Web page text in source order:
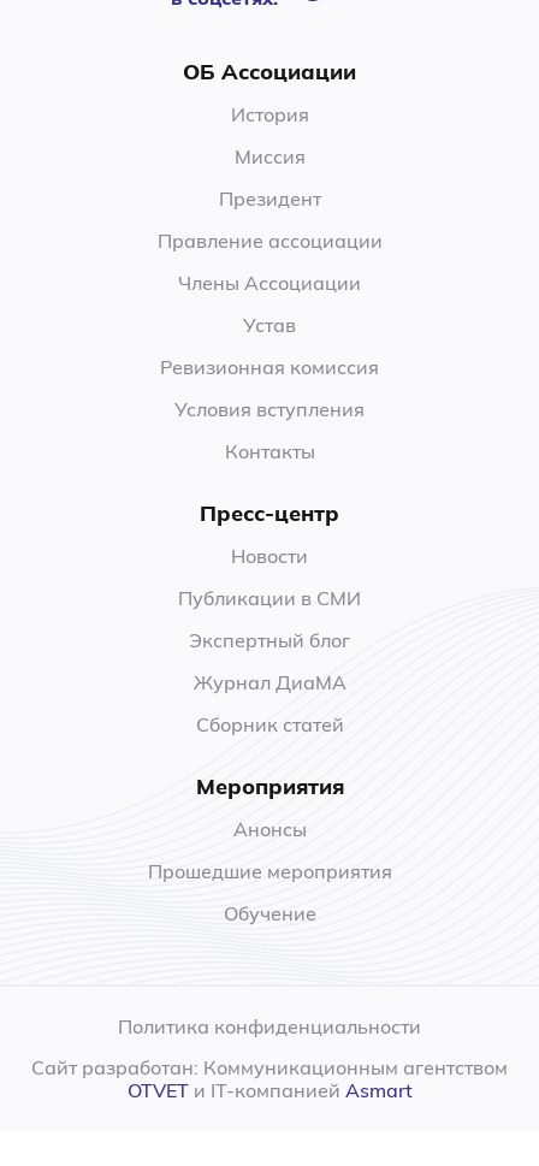
ОБ Ассоциации
История
Миссия
Президент
Правление ассоциации
Члены Ассоциации
Устав
Ревизионная комиссия
Условия вступления
Контакты
Пресс-центр
Новости
Публикации в СМИ
Экспертный блог
Журнал ДиаМА
Сборник статей
Мероприятия
Анонсы
Прошедшие мероприятия
Обучение
Политика конфиденциальности
Сайт разработан: Коммуникационным агентством
OTVETи IT-компанией Asmart